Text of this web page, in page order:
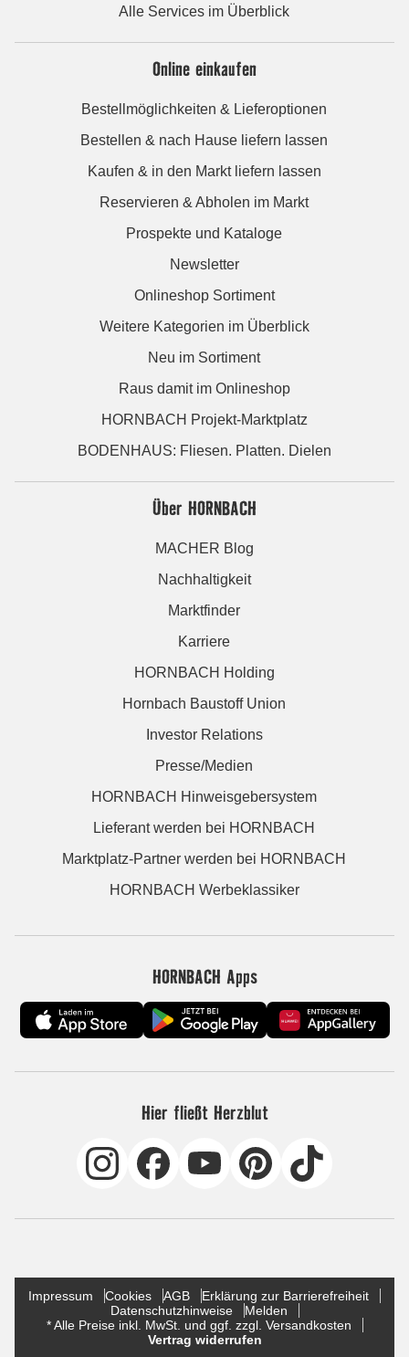
Alle Services im Überblick
Online einkaufen
Bestellmöglichkeiten & Lieferoptionen
Bestellen & nach Hause liefern lassen
Kaufen & in den Markt liefern lassen
Reservieren & Abholen im Markt
Prospekte und Kataloge
Newsletter
Onlineshop Sortiment
Weitere Kategorien im Überblick
Neu im Sortiment
Raus damit im Onlineshop
HORNBACH Projekt-Marktplatz
BODENHAUS: Fliesen. Platten. Dielen
Über HORNBACH
MACHER Blog
Nachhaltigkeit
Marktfinder
Karriere
HORNBACH Holding
Hornbach Baustoff Union
Investor Relations
Presse/Medien
HORNBACH Hinweisgebersystem
Lieferant werden bei HORNBACH
Marktplatz-Partner werden bei HORNBACH
HORNBACH Werbeklassiker
HORNBACH Apps
Hier fließt Herzblut
Impressum Cookies AGB
Erklärung zur Barrierefreiheit
Datenschutzhinweise
Melden
* Alle Preise inkl. MwSt. und ggf. zzgl. Versandkosten
Vertrag widerrufen